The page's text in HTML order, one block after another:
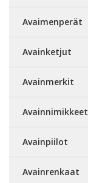
Avaimenperät
Avainketjut
Avainmerkit
Avainnimikkeet
Avainpiilot
Avainrenkaat